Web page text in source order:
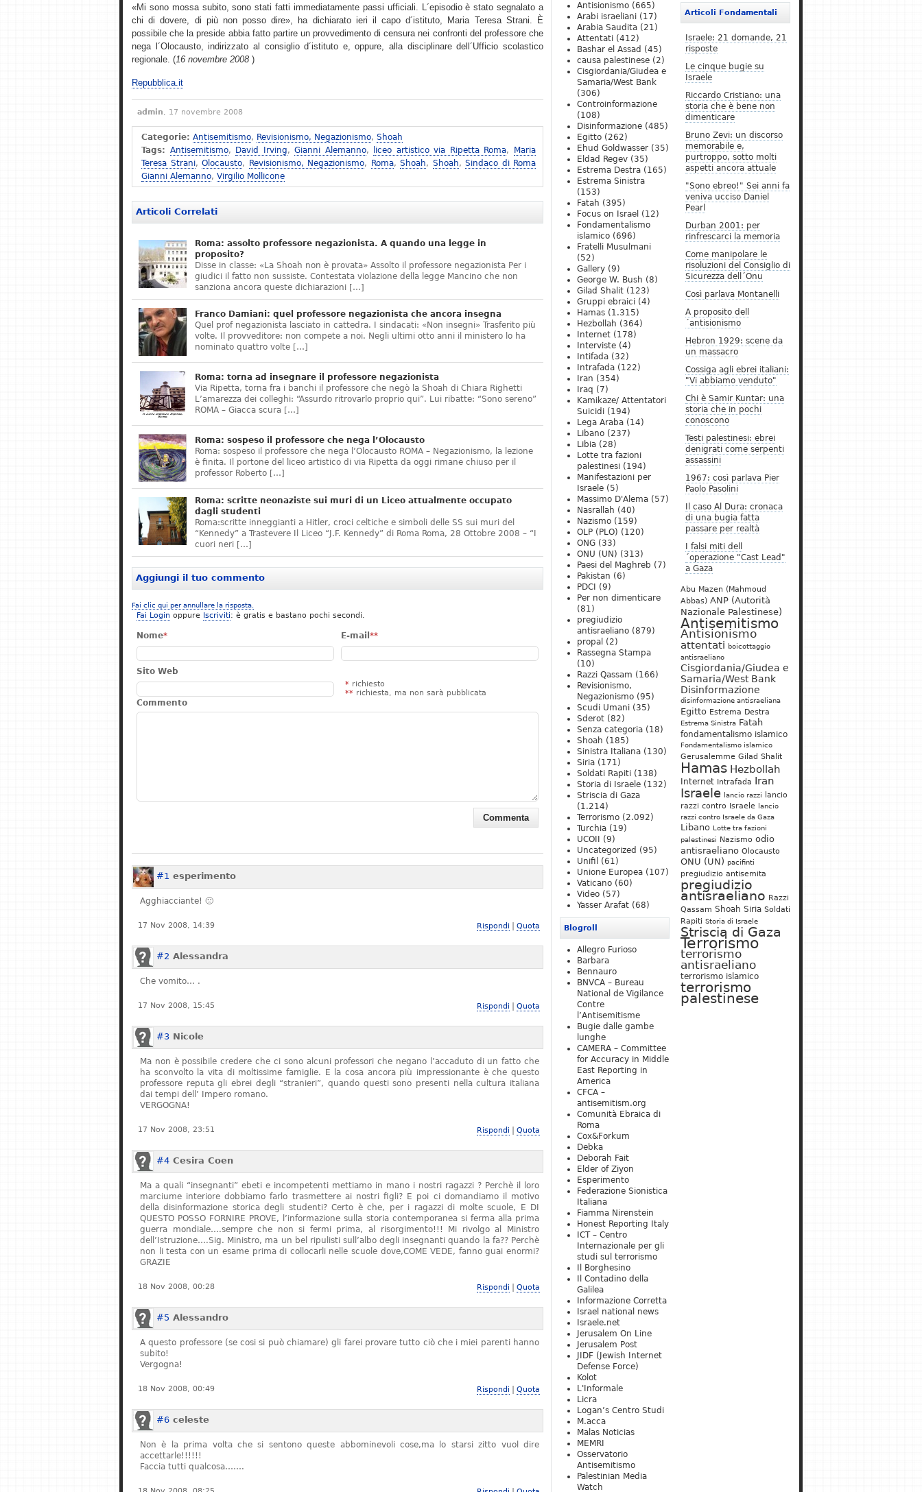
«Mi sono mossa subito, sono stati fatti immediatamente passi ufficiali. L´episodio è stato segnalato a
chi di dovere, di più non posso dire», ha dichiarato ieri il capo d´istituto, Maria Teresa Strani. È
possibile che la preside abbia fatto partire un provvedimento di censura nei confronti del professore che
nega l´Olocausto, indirizzato al consiglio d´istituto e, oppure, alla disciplinare dell´Ufficio scolastico
regionale. (16 novembre 2008 )
Repubblica.it
admin, 17 novembre 2008
Categorie: Antisemitismo, Revisionismo, Negazionismo, Shoah
Tags: Antisemitismo, David Irving,Gianni Alemanno, liceo artistico via Ripetta Roma,
Maria
Teresa Strani, Olocausto, Revisionismo, Negazionismo, Roma, Shoah, Shoah, Sindaco di Roma
Gianni Alemanno, Virgilio Mollicone
Articoli Correlati
Roma: assolto professore negazionista. A quando una legge in
proposito?
Disse in classe: «La Shoah non è provata» Assolto il professore negazionista Per i
giudici il fatto non sussiste. Contestata violazione della legge Mancino che non
sanziona ancora queste dichiarazioni […]
Franco Damiani: quel professore negazionista che ancora insegna
Quel prof negazionista lasciato in cattedra. I sindacati: «Non insegni» Trasferito più
volte. Il provveditore: non compete a noi. Negli ultimi otto anni il ministero lo ha
nominato quattro volte […]
Roma: torna ad insegnare il professore negazionista
Via Ripetta, torna fra i banchi il professore che negò la Shoah di Chiara Righetti
L’amarezza dei colleghi: “Assurdo ritrovarlo proprio qui”. Lui ribatte: “Sono sereno”
ROMA – Giacca scura […]
Roma: sospeso il professore che nega l’Olocausto
Roma: sospeso il professore che nega l’Olocausto ROMA – Negazionismo, la lezione
è finita. Il portone del liceo artistico di via Ripetta da oggi rimane chiuso per il
professor Roberto […]
Roma: scritte neonaziste sui muri di un Liceo attualmente occupato
dagli studenti
Roma:scritte inneggianti a Hitler, croci celtiche e simboli delle SS sui muri del
“Kennedy” a Trastevere Il Liceo “J.F. Kennedy” di Roma Roma, 28 Ottobre 2008 – “I
cuori neri […]
Aggiungi il tuo commento
Fai clic qui per annullare la risposta.
Fai Login oppure Iscriviti: è gratis e bastano pochi secondi.
Nome* E-mail **
Sito Web
* richiesto
** richiesta, ma non sarà pubblicata
Commento
#1 esperimento
Agghiacciante! 🙁
17 Nov 2008, 14:39 Rispondi Quota
#2 Alessandra
Che vomito… .
17 Nov 2008, 15:45 Rispondi Quota
#3 Nicole
Ma non è possibile credere che ci sono alcuni professori che negano l’accaduto di un fatto che
ha sconvolto la vita di moltissime famiglie. E la cosa ancora più impressionante è che questo
professore reputa gli ebrei degli “stranieri”, quando questi sono presenti nella cultura italiana
dai tempi dell’ Impero romano.
VERGOGNA!
17 Nov 2008, 23:51 Rispondi Quota
#4 Cesira Coen
Ma a quali “insegnanti” ebeti e incompetenti mettiamo in mano i nostri ragazzi ? Perchè il loro
marciume interiore dobbiamo farlo trasmettere ai nostri figli? E poi ci domandiamo il motivo
della disinformazione storica degli studenti? Certo è che, per i ragazzi di molte scuole, E DI
QUESTO POSSO FORNIRE PROVE, l’informazione sulla storia contemporanea si ferma alla prima
guerra mondiale….sempre che non si fermi prima, al risorgimento!!! Mi rivolgo al Ministro
dell’Istruzione….Sig. Ministro, ma un bel ripulisti sull’albo degli insegnanti quando la fa?? Perchè
non li testa con un esame prima di collocarli nelle scuole dove,COME VEDE, fanno guai enormi?
GRAZIE
18 Nov 2008, 00:28 Rispondi Quota
#5 Alessandro
A questo professore (se cosi si può chiamare) gli farei provare tutto ciò che i miei parenti hanno
subito!
Vergogna!
18 Nov 2008, 00:49 Rispondi Quota
#6 celeste
Non è la prima volta che si sentono queste abbominevoli cose,ma lo starsi zitto vuol dire
accettarle!!!!!!
Faccia tutti qualcosa…….
Articoli Fondamentali
Israele: 21 domande, 21
risposte
Le cinque bugie su
Israele
Riccardo Cristiano: una
storia che è bene non
dimenticare
Bruno Zevi: un discorso
memorabile e,
purtroppo, sotto molti
aspetti ancora attuale
"Sono ebreo!" Sei anni fa
veniva ucciso Daniel
Pearl
Durban 2001: per
rinfrescarci la memoria
Come manipolare le
risoluzioni del Consiglio di
Sicurezza dell´Onu
Così parlava Montanelli
A proposito dell
´antisionismo
Hebron 1929: scene da
un massacro
Cossiga agli ebrei italiani:
"Vi abbiamo venduto"
Chi è Samir Kuntar: una
storia che in pochi
conoscono
Testi palestinesi: ebrei
denigrati come serpenti
assassini
1967: così parlava Pier
Paolo Pasolini
Il caso Al Dura: cronaca
di una bugia fatta
passare per realtà
I falsi miti dell
´operazione "Cast Lead"
a Gaza
Abu Mazen (Mahmoud
Abbas) ANP (Autorità
Nazionale Palestinese)
Antisemitismo
Antisionismo
attentati boicottaggio
antisraeliano
Cisgiordania/Giudea e
Samaria/West Bank
Disinformazione
disinformazione antisraeliana
Egitto Estrema Destra
Estrema Sinistra Fatah
fondamentalismo islamico
Fondamentalismo islamico
Gerusalemme Gilad Shalit
Hamas Hezbollah
Internet Intrafada Iran
Israele lancio razzi
lancio
razzi contro Israele lancio
razzi contro Israele da Gaza
Libano Lotte tra fazioni
palestinesi Nazismo odio
antisraeliano Olocausto
ONU (UN) pacifinti
pregiudizio antisemita
pregiudizio
antisraeliano Razzi
Qassam Shoah Siria Soldati
Rapiti Storia di Israele
Striscia di Gaza
Terrorismo
terrorismo
antisraeliano
terrorismo islamico
terrorismo
palestinese
Antisionismo (665)
Arabi israeliani (17)
Arabia Saudita (21)
Attentati (412)
Bashar el Assad (45)
causa palestinese (2)
Cisgiordania/Giudea e
Samaria/West Bank
(306)
Controinformazione
(108)
Disinformazione (485)
Egitto (262)
Ehud Goldwasser (35)
Eldad Regev (35)
Estrema Destra (165)
Estrema Sinistra
(153)
Fatah (395)
Focus on Israel (12)
Fondamentalismo
islamico (696)
Fratelli Musulmani
(52)
Gallery (9)
George W. Bush (8)
Gilad Shalit (123)
Gruppi ebraici (4)
Hamas (1.315)
Hezbollah (364)
Internet (178)
Interviste (4)
Intifada (32)
Intrafada (122)
Iran (354)
Iraq (7)
Kamikaze/ Attentatori
Suicidi (194)
Lega Araba (14)
Libano (237)
Libia (28)
Lotte tra fazioni
palestinesi (194)
Manifestazioni per
Israele (5)
Massimo D'Alema (57)
Nasrallah (40)
Nazismo (159)
OLP (PLO) (120)
ONG (33)
ONU (UN) (313)
Paesi del Maghreb (7)
Pakistan (6)
PDCI
(9)
Per non dimenticare
(81)
pregiudizio
antisraeliano (879)
propal (2)
Rassegna Stampa
(10)
Razzi Qassam (166)
Revisionismo,
Negazionismo (95)
Scudi Umani (35)
Sderot (82)
Senza categoria (18)
Shoah (185)
Sinistra Italiana (130)
Siria (171)
Soldati Rapiti (138)
Storia di Israele (132)
Striscia di Gaza
(1.214)
Terrorismo (2.092)
Turchia (19)
UCOII
(9)
Uncategorized (95)
Unifil
(61)
Unione Europea (107)
Vaticano (60)
Video (57)
Yasser Arafat (68)
Blogroll
Allegro Furioso
Barbara
Bennauro
BNVCA – Bureau
National de Vigilance
Contre
l’Antisemitisme
Bugie dalle gambe
lunghe
CAMERA – Committee
for Accuracy in Middle
East Reporting in
America
CFCA –
antisemitism.org
Comunità Ebraica di
Roma
Cox&Forkum
Debka
Deborah Fait
Elder of Ziyon
Esperimento
Federazione Sionistica
Italiana
Fiamma Nirenstein
Honest Reporting Italy
ICT – Centro
Internazionale per gli
studi sul terrorismo
Il Borghesino
Il Contadino della
Galilea
Informazione Corretta
Israel national news
Israele.net
Jerusalem On Line
Jerusalem Post
JIDF (Jewish Internet
Defense Force)
Kolot
L'Informale
Licra
Logan’s Centro Studi
M.acca
Malas Noticias
MEMRI
Osservatorio
Antisemitismo
Palestinian Media
Watch